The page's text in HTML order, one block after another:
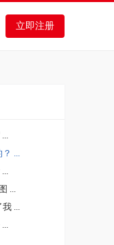
立即注册
...
...
...